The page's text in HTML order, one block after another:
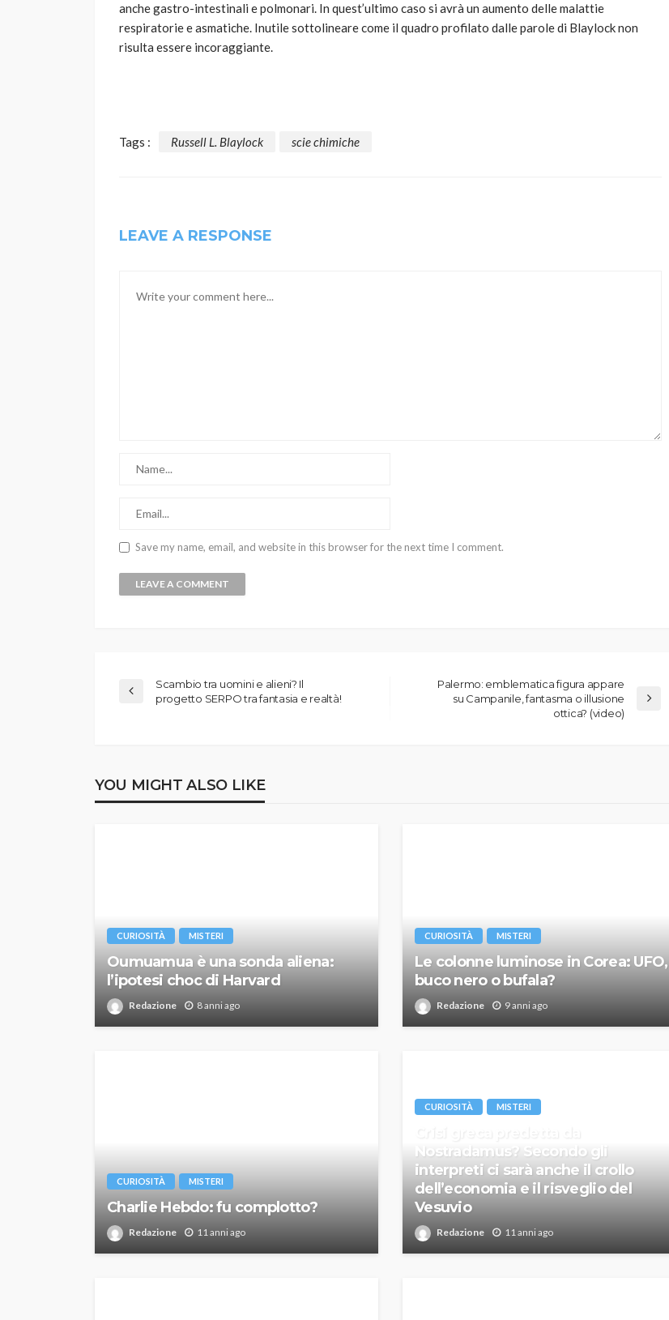
anche gastro-intestinali e polmonari. In quest’ultimo caso si avrà un aumento delle malattie
respiratorie e asmatiche. Inutile sottolineare come il quadro profilato dalle parole di Blaylock non
risulta essere incoraggiante.
Tags : Russell L. Blaylock scie chimiche
LEAVE A RESPONSE
Save my name, email, and website in this browser for the next time I comment.
Scambio tra uomini e alieni? Il
progetto SERPO tra fantasia e realtà!
Palermo: emblematica figura appare
su Campanile, fantasma o illusione
ottica? (video)
YOU MIGHT ALSO LIKE
CURIOSITÀ MISTERI
Oumuamua è una sonda aliena:
l’ipotesi choc di Harvard
Redazione 8 anni ago
CURIOSITÀ MISTERI
Le colonne luminose in Corea: UFO,
buco nero o bufala?
Redazione 9 anni ago
CURIOSITÀ MISTERI
Charlie Hebdo: fu complotto?
Redazione 11 anni ago
CURIOSITÀ MISTERI
Nostradamus? Secondo gli
interpreti ci sarà anche il crollo
dell’economia e il risveglio del
Vesuvio
Redazione 11 anni ago